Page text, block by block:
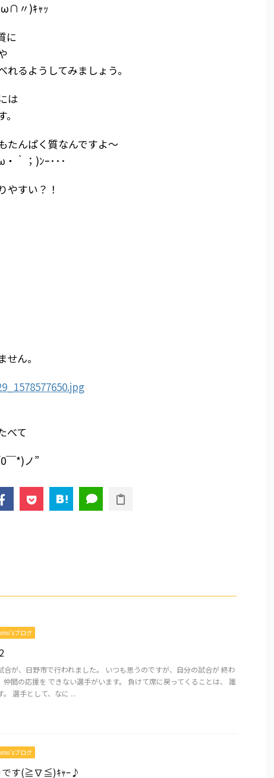
〃)ｷｬｯ
に
るようしてみましょう。
は
たんぱく質なんですよ～
｀；)ﾝｰ･･･
やすい？！
ん。
べて
￣*)ノ”
ブログ
合が、日野市で行われました。 いつも思うのですが、自分の試合が 終わ
仲間の応援を できない選手がいます。 負けて席に戻ってくることは、 誰
。 選手として、なに ...
ブログ
です(≧∇≦)ｷｬｰ♪